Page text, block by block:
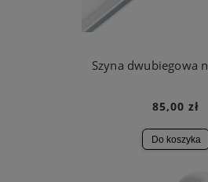
Szyna dwubiegowa
85,00 zł
Do koszyka